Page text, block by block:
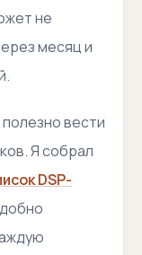
не
месяц и
вести
Я собрал
DSP-